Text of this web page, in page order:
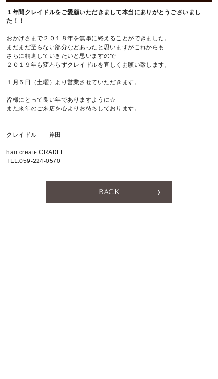
１年間クレイドルをご愛顧いただきまして本当にありがとうございまし
た！！
おかげさまで２０１８年を無事に終えることができました。
まだまだ至らない部分などあったと思いますがこれからも
さらに精進していきたいと思いますので
２０１９年も変わらずクレイドルを宜しくお願い致します。
１月５日（土曜）より営業させていただきます。
皆様にとって良い年でありますように☆
また来年のご来店を心よりお待ちしております。
クレイドル 岸田
hair create CRADLE
TEL:059-224-0570
BACK
RESERVATION
059-224-0570
[CLOSE]毎週月曜日、第２・４火曜日